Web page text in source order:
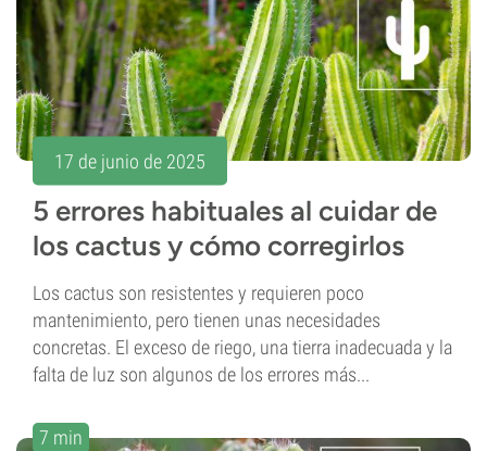
17 de junio de 2025
5 errores habituales al cuidar de
los cactus y cómo corregirlos
Los cactus son resistentes y requieren poco
mantenimiento, pero tienen unas necesidades
concretas. El exceso de riego, una tierra inadecuada y la
falta de luz son algunos de los errores más...
7 min